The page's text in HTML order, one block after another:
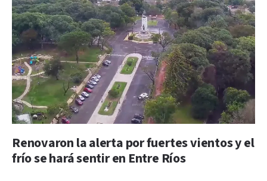
Renovaron la alerta por fuertes vientos y el
frío se hará sentir en Entre Ríos